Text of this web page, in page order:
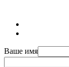
Ваше имя